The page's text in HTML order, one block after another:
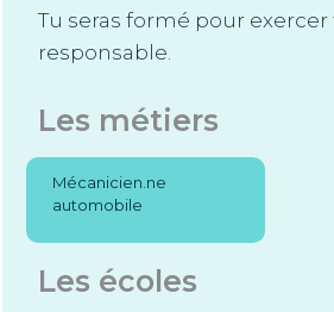
Tu seras formé pour
responsable.
Les métiers
Mécanicien.ne
automobile
Les écoles